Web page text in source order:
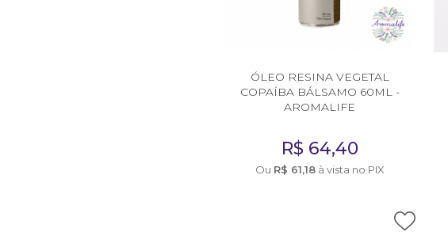
ÓLEO RESINA VEGETAL
COPAÍBA BÁLSAMO 60ML -
AROMALIFE
R$ 64,40
Ou R$ 61,18à vista no PIX